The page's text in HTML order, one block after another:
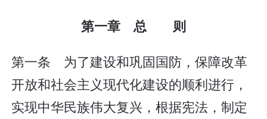
第一章 总 则
第一条 为了建设和巩固国防，保障改革
开放和社会主义现代化建设的顺利进行，
实现中华民族伟大复兴，根据宪法，制定